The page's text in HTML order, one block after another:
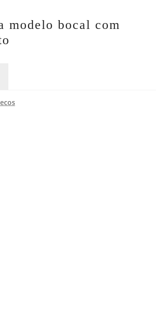
modelo bocal com